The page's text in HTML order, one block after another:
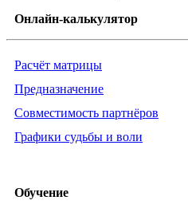
Онлайн-калькулятор
Расчёт матрицы
Предназначение
Совместимость партнёров
Графики судьбы и воли
Обучение